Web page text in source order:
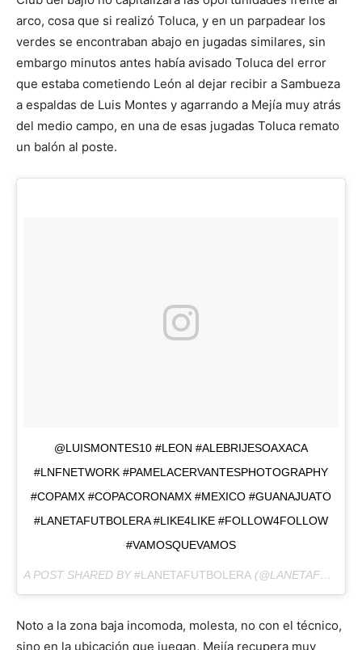
arco, cosa que si realizó Toluca, y en un parpadear los
verdes se encontraban abajo en jugadas similares, sin
embargo minutos antes había avisado Toluca del error
que estaba cometiendo León al dejar recibir a Sambueza
a espaldas de Luis Montes y agarrando a Mejía muy atrás
del medio campo, en una de esas jugadas Toluca remato
un balón al poste.
@LUISMONTES10 #LEON #ALEBRIJESOAXACA
#LNFNETWORK #PAMELACERVANTESPHOTOGRAPHY
#COPAMX #COPACORONAMX #MEXICO #GUANAJUATO
#LANETAFUTBOLERA #LIKE4LIKE #FOLLOW4FOLLOW
#VAMOSQUEVAMOS
A POST SHARED BY#LANETAFUTBOLERA (@LANETAFUTBOLERA) ON
Noto a la zona baja incomoda, molesta, no con el técnico,
sino en la ubicación que juegan, Mejía recupera muy